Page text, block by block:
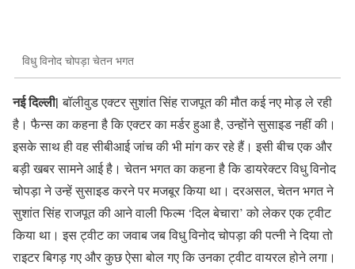
विधु विनोद चोपड़ा चेतन भगत
नई दिल्ली| बॉलीवुड एक्टर सुशांत सिंह राजपूत की मौत कई नए मोड़ ले रही
है। फैन्स का कहना है कि एक्टर का मर्डर हुआ है, उन्होंने सुसाइड नहीं की।
इसके साथ ही वह सीबीआई जांच की भी मांग कर रहे हैं। इसी बीच एक और
बड़ी खबर सामने आई है। चेतन भगत का कहना है कि डायरेक्टर विधु विनोद
चोपड़ा ने उन्हें सुसाइड करने पर मजबूर किया था। दरअसल, चेतन भगत ने
सुशांत सिंह राजपूत की आने वाली फिल्म ‘दिल बेचारा’ को लेकर एक ट्वीट
किया था। इस ट्वीट का जवाब जब विधु विनोद चोपड़ा की पत्नी ने दिया तो
राइटर बिगड़ गए और कुछ ऐसा बोल गए कि उनका ट्वीट वायरल होने लगा।